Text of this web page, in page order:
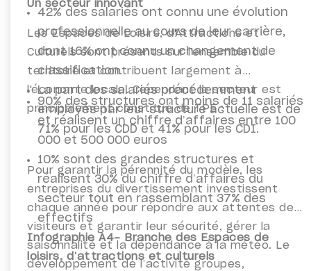
42% des salariés ont connu une évolution
professionnelle au cours de leur carrière,
dont 16% ont connu un changement de
classification.
La part des salariés précédemment
employés par leur structure actuelle est de
71% pour les CDD et 41% pour les CDI.
Un secteur innovant
Les Espaces de Loisirs, d'Attractions et
Culturels sont présents sur l'ensemble du
territoire et contribuent largement à
l'économie locale. Cependant le secteur est
principalement constitué de TPE :
90% des structures ont moins de 11 salariés
et réalisent un chiffre d’affaires entre 100
000 et 500 000 euros
10% sont des grandes structures et
réalisent 30% du chiffre d’affaires du
secteur tout en rassemblant 37% des
effectifs
Pour garantir la pérennité du modèle, les
entreprises du divertissement investissent
chaque année pour répondre aux attentes des
visiteurs et garantir leur sécurité, gérer la
saisonnalité et la dépendance à la météo. Le
développement de l’activité groupes,
Infographie A4- Branche des Espaces de
loisirs, d’attractions et culturels